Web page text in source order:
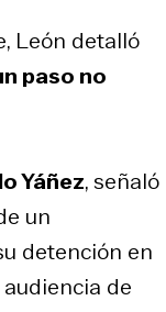
León detalló
paso no
Yáñez, señaló
un
detención en
de